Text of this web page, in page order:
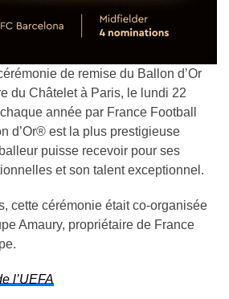
de remise du Ballon d’Or
du Châtelet à Paris, le lundi 22
année par France Football
d’Or® est la plus prestigieuse
puisse recevoir pour ses
et son talent exceptionnel.
cette cérémonie était co-organisée
Amaury, propriétaire de France
l’UEFA